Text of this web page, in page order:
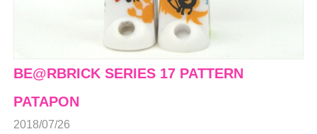
BE@RBRICK SERIES 17 PATTERN
PATAPON
2018/07/26